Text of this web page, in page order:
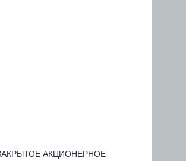
ЗАКРЫТОЕ АКЦИОНЕРНОЕ